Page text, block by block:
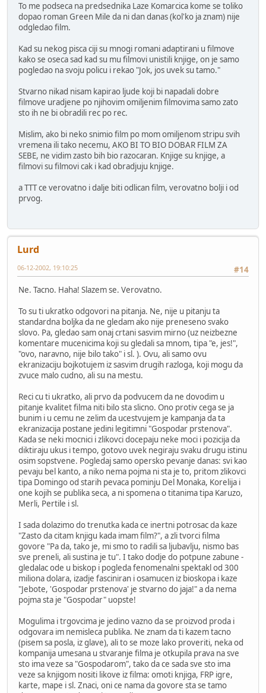
To me podseca na predsednika Laze Komarcica kome se toliko
dopao roman Green Mile da ni dan danas (kol'ko ja znam) nije
odgledao film.
Kad su nekog pisca ciji su mnogi romani adaptirani u filmove
kako se oseca sad kad su mu filmovi unistili knjige, on je samo
pogledao na svoju policu i rekao "Jok, jos uvek su tamo."
Stvarno nikad nisam kapirao ljude koji bi napadali dobre
filmove uradjene po njihovim omiljenim filmovima samo zato
sto ih ne bi obradili rec po rec.
Mislim, ako bi neko snimio film po mom omiljenom stripu svih
vremena ili tako necemu, AKO BI TO BIO DOBAR FILM ZA
SEBE, ne vidim zasto bih bio razocaran. Knjige su knjige, a
filmovi su filmovi cak i kad obradjuju knjige.
a TTT ce verovatno i dalje biti odlican film, verovatno bolji i od
prvog.
Lurd
#14
06-12-2002, 19:10:25
Ne. Tacno. Haha! Slazem se. Verovatno.
To su ti ukratko odgovori na pitanja. Ne, nije u pitanju ta
standardna boljka da ne gledam ako nije preneseno svako
slovo. Pa, gledao sam onaj crtani sasvim mirno (uz neizbezne
komentare mucenicima koji su gledali sa mnom, tipa "e, jes!",
"ovo, naravno, nije bilo tako" i sl. ). Ovu, ali samo ovu
ekranizaciju bojkotujem iz sasvim drugih razloga, koji mogu da
zvuce malo cudno, ali su na mestu.
Reci cu ti ukratko, ali prvo da podvucem da ne dovodim u
pitanje kvalitet filma niti bilo sta slicno. Ono protiv cega se ja
bunim i u cemu ne zelim da ucestvujem je kampanja da ta
ekranizacija postane jedini legitimni "Gospodar prstenova".
Kada se neki mocnici i zlikovci docepaju neke moci i pozicija da
diktiraju ukus i tempo, gotovo uvek negiraju svaku drugu istinu
osim sopstvene. Pogledaj samo opersko pevanje danas: svi kao
pevaju bel kanto, a niko nema pojma ni sta je to, pritom zlikovci
tipa Domingo od starih pevaca pominju Del Monaka, Korelija i
one kojih se publika seca, a ni spomena o titanima tipa Karuzo,
Merli, Pertile i sl.
I sada dolazimo do trenutka kada ce inertni potrosac da kaze
"Zasto da citam knjigu kada imam film?", a zli tvorci filma
govore "Pa da, tako je, mi smo to radili sa ljubavlju, nismo bas
sve preneli, ali sustina je tu". I tako dodje do potpune zabune -
gledalac ode u biskop i pogleda fenomenalni spektakl od 300
miliona dolara, izadje fasciniran i osamucen iz bioskopa i kaze
"Jebote, 'Gospodar prstenova' je stvarno do jaja!" a da nema
pojma sta je "Gospodar" uopste!
Mogulima i trgovcima je jedino vazno da se proizvod proda i
odgovara im nemisleca publika. Ne znam da ti kazem tacno
(pisem sa posla, iz glave), ali to se moze lako proveriti, neka od
kompanija umesana u stvaranje filma je otkupila prava na sve
sto ima veze sa "Gospodarom", tako da ce sada sve sto ima
veze sa knjigom nositi likove iz filma: omoti knjiga, FRP igre,
karte, mape i sl. Znaci, oni ce nama da govore sta se tamo